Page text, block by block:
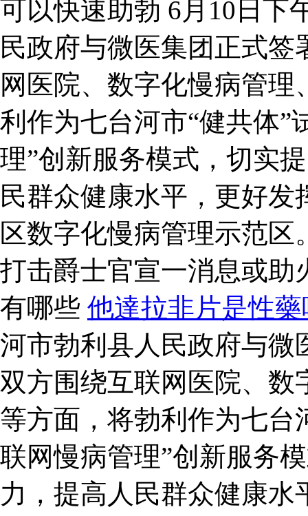
可以快速助勃 6月10日下
民政府与微医集团正式
网医院、数字化慢病管
利作为七台河市“健共体”
理”创新服务模式，切实
民群众健康水平，更好
区数字化慢病管理示范区
打击爵士官宣一消息或助
有哪些 他達拉非片是性藥
河市勃利县人民政府与微
双方围绕互联网医院、
等方面，将勃利作为七台
联网慢病管理”创新服务
力，提高人民群众健康